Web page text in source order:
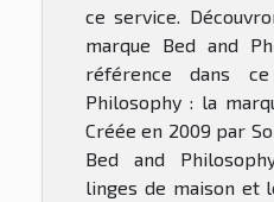
ce service.
marque Bed and
référence dans
Philosophy : la
Créée en 2009 par
Bed and
linges de maison et